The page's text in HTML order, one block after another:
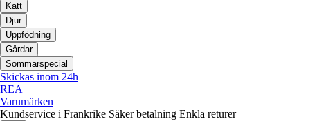
Katt
Djur
Uppfödning
Gårdar
Sommarspecial
Skickas inom 24h
REA
Varumärken
Kundservice i Frankrike Säker betalning Enkla returer